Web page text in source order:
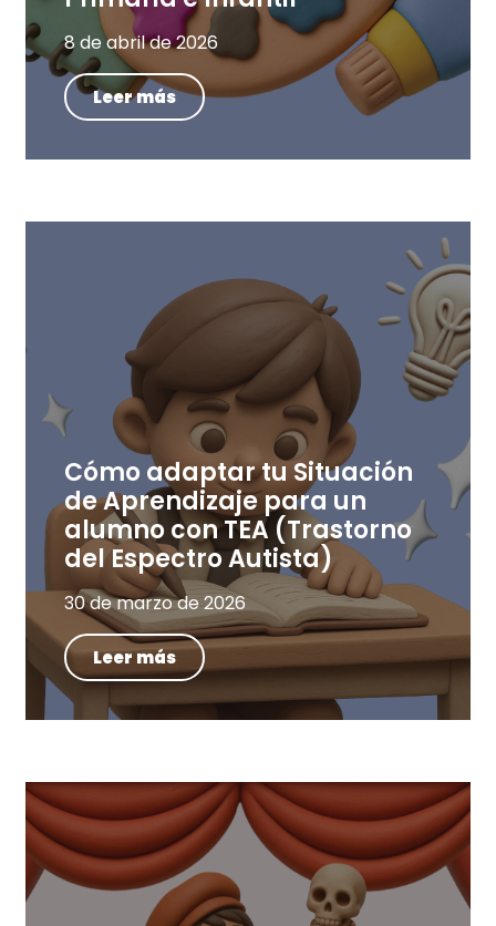
8 de abril de 2026
Leer más
Cómo adaptar tu Situación
de Aprendizaje para un
alumno con TEA (Trastorno
del Espectro Autista)
30 de marzo de 2026
Leer más